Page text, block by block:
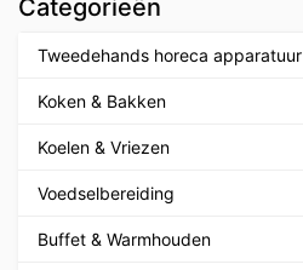
Categorieën
Tweedehands horeca apparatuur
Koken & Bakken
Koelen & Vriezen
Voedselbereiding
Buffet & Warmhouden